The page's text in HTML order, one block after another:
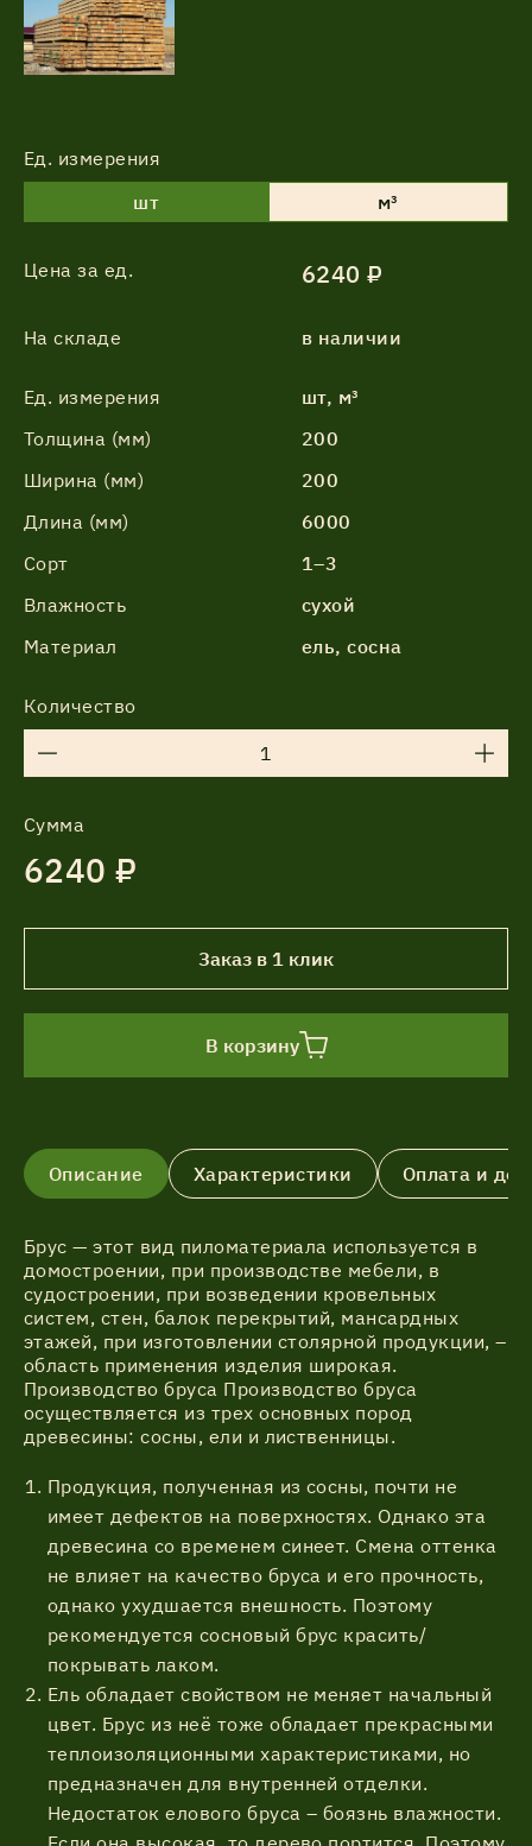
Контакты
Ед. измерения
шт
м³
Цена за ед. 6240 ₽
На складе в наличии
Ед. измерения
шт, м³
Толщина (мм)
200
Ширина (мм)
200
Длина (мм)
6000
Сорт
1–3
Влажность
сухой
Материал
ель, сосна
Количество
Сумма
6240 ₽
Заказ в 1 клик
В корзину
Описание Характеристики Оплата и
Брус — этот вид пиломатериала используется в
домостроении, при производстве мебели, в
судостроении, при возведении кровельных
систем, стен, балок перекрытий, мансардных
этажей, при изготовлении столярной продукции, –
область применения изделия широкая.
Производство бруса Производство бруса
осуществляется из трех основных пород
древесины: сосны, ели и лиственницы.
Продукция, полученная из сосны, почти не
имеет дефектов на поверхностях. Однако эта
древесина со временем синеет. Смена оттенка
не влияет на качество бруса и его прочность,
однако ухудшается внешность. Поэтому
рекомендуется сосновый брус красить/
покрывать лаком.
Ель обладает свойством не меняет начальный
цвет. Брус из неё тоже обладает прекрасными
теплоизоляционными характеристиками, но
предназначен для внутренней отделки.
Недостаток елового бруса – боязнь влажности.